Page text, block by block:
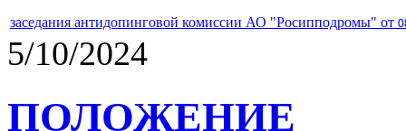
заседания антидопинговой комиссии АО "Росипподромы" от
5/10/2024
ПОЛОЖЕНИЕ